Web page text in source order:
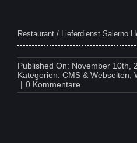
Restaurant / Lieferdienst Salerno
Published On: November 10th,
Kategorien: CMS & Webseiten
| 0 Kommentareon
Restaurant